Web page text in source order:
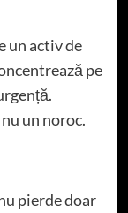
un activ de
pe
un noroc.
pierde doar